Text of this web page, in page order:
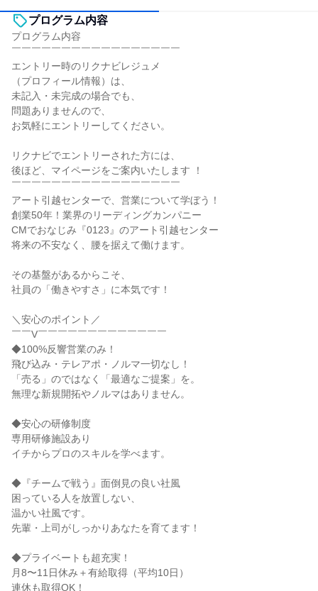
プログラム内容
プログラム内容
￣￣￣￣￣￣￣￣￣￣￣￣￣￣￣￣￣
エントリー時のリクナビレジュメ
（プロフィール情報）は、
未記入・未完成の場合でも、
問題ありませんので、
お気軽にエントリーしてください。
リクナビでエントリーされた方には、
後ほど、マイページをご案内いたします ！
￣￣￣￣￣￣￣￣￣￣￣￣￣￣￣￣￣
アート引越センターで、営業について学ぼう！
創業50年！業界のリーディングカンパニー
CMでおなじみ『0123』のアート引越センター
将来の不安なく、腰を据えて働けます。
その基盤があるからこそ、
社員の「働きやすさ」に本気です！
＼安心のポイント／
￣￣V￣￣￣￣￣￣￣￣￣￣￣￣￣
◆100%反響営業のみ！
飛び込み・テレアポ・ノルマ一切なし！
「売る」のではなく「最適なご提案」を。
無理な新規開拓やノルマはありません。
◆安心の研修制度
専用研修施設あり
イチからプロのスキルを学べます。
◆『チームで戦う』面倒見の良い社風
困っている人を放置しない、
温かい社風です。
先輩・上司がしっかりあなたを育てます！
◆プライベートも超充実！
月8〜11日休み＋有給取得（平均10日）
連休も取得OK！